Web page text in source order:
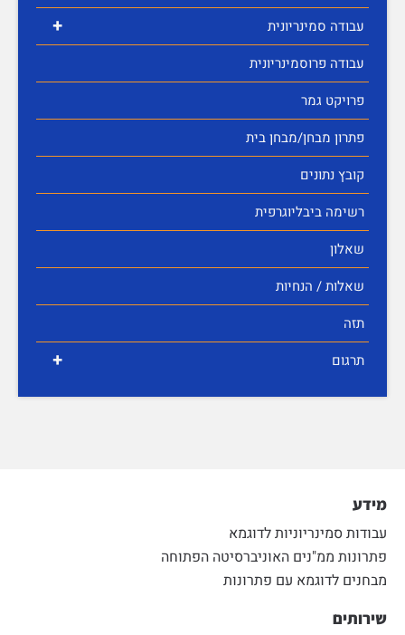
+
עבודה סמינריונית
עבודה פרוסמינריונית
פרויקט גמר
פתרון מבחן/מבחן בית
קובץ נתונים
רשימה ביבליוגרפית
שאלון
שאלות / הנחיות
תזה
+ תרגום
מידע
עבודות סמינריוניות לדוגמא
פתרונות ממ"נים האוניברסיטה הפתוחה
מבחנים לדוגמא עם פתרונות
שירותים